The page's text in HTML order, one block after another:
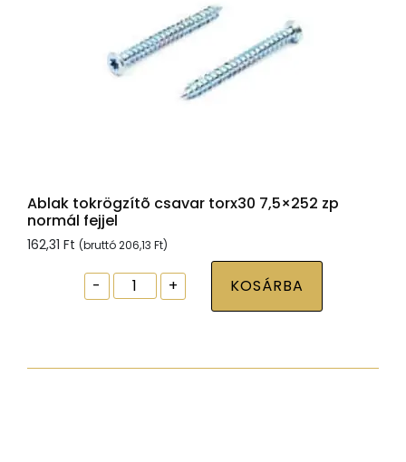
Ablak tokrögzítõ csavar torx30 7,5×252 zp
normál fejjel
162,31 Ft (bruttó206,13 Ft)
-
Ablak
tokrögzítõ
7,5x252
+ KOSÁRBA